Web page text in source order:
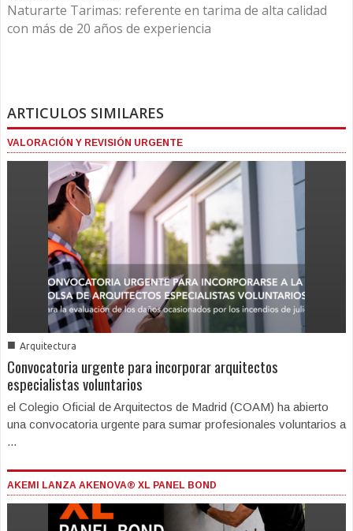
Naturarte Tarimas: referente en tarima de alta calidad
con más de 20 años de experiencia
ARTICULOS SIMILARES
VALORACIÓN Y REVISIÓN URGENTE
■ Arquitectura
Convocatoria urgente para incorporar arquitectos
especialistas voluntarios
el Colegio Oficial de Arquitectos de Madrid (COAM) ha abierto
una convocatoria urgente para sumar profesionales voluntarios a
...
AKEMI LANZA AKENOVA® XL PANEL BOND